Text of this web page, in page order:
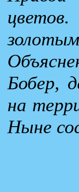
Бобер,
на
Ныне